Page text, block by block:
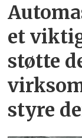
et
støtte
styre